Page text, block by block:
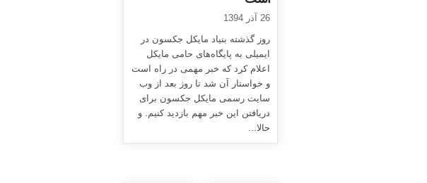
26 آذر 1394
روز گذشته بنیاد مایکل جکسون در
ایمیلی به پایگاه‌های حامی مایکل
اعلام کرد که خبر مهمی در راه است
و خواستار آن شد تا روز بعد از وب
سایت رسمی مایکل جکسون برای
دریافتن این خبر مهم بازدید کنیم. و
حالا...